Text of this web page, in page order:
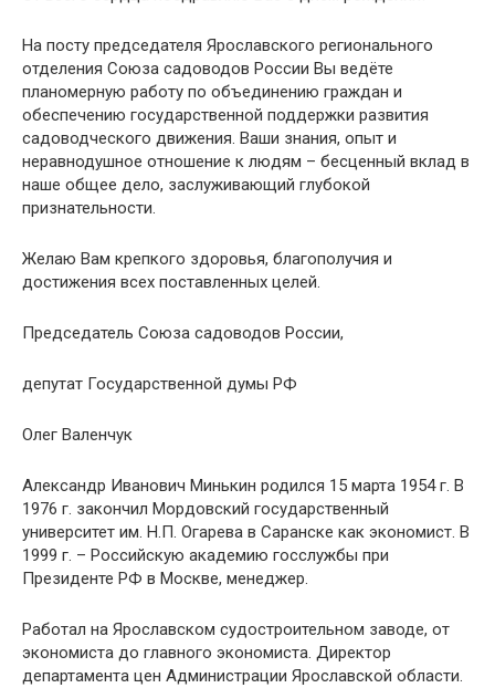
На посту председателя Ярославского регионального
отделения Союза садоводов России Вы ведёте
планомерную работу по объединению граждан и
обеспечению государственной поддержки развития
садоводческого движения. Ваши знания, опыт и
неравнодушное отношение к людям – бесценный вклад в
наше общее дело, заслуживающий глубокой
признательности.
Желаю Вам крепкого здоровья, благополучия и
достижения всех поставленных целей.
Председатель Союза садоводов России,
депутат Государственной думы РФ
Олег Валенчук
Александр Иванович Минькин родился 15 марта 1954 г. В
1976 г. закончил Мордовский государственный
университет им. Н.П. Огарева в Саранске как экономист. В
1999 г. – Российскую академию госслужбы при
Президенте РФ в Москве, менеджер.
Работал на Ярославском судостроительном заводе, от
экономиста до главного экономиста. Директор
департамента цен Администрации Ярославской области.